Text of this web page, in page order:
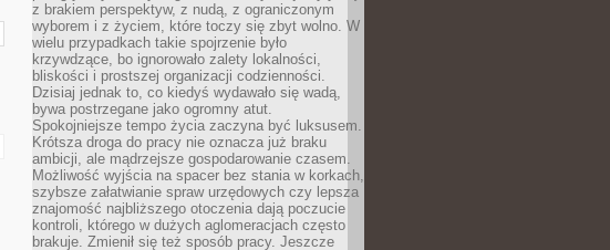
z brakiem perspektyw, z nudą, z ograniczonym
wyborem i z życiem, które toczy się zbyt wolno. W
wielu przypadkach takie spojrzenie było
krzywdzące, bo ignorowało zalety lokalności,
bliskości i prostszej organizacji codzienności.
Dzisiaj jednak to, co kiedyś wydawało się wadą,
bywa postrzegane jako ogromny atut.
Spokojniejsze tempo życia zaczyna być luksusem.
Krótsza droga do pracy nie oznacza już braku
ambicji, ale mądrzejsze gospodarowanie czasem.
Możliwość wyjścia na spacer bez stania w korkach,
szybsze załatwianie spraw urzędowych czy lepsza
znajomość najbliższego otoczenia dają poczucie
kontroli, którego w dużych aglomeracjach często
brakuje. Zmienił się też sposób pracy. Jeszcze